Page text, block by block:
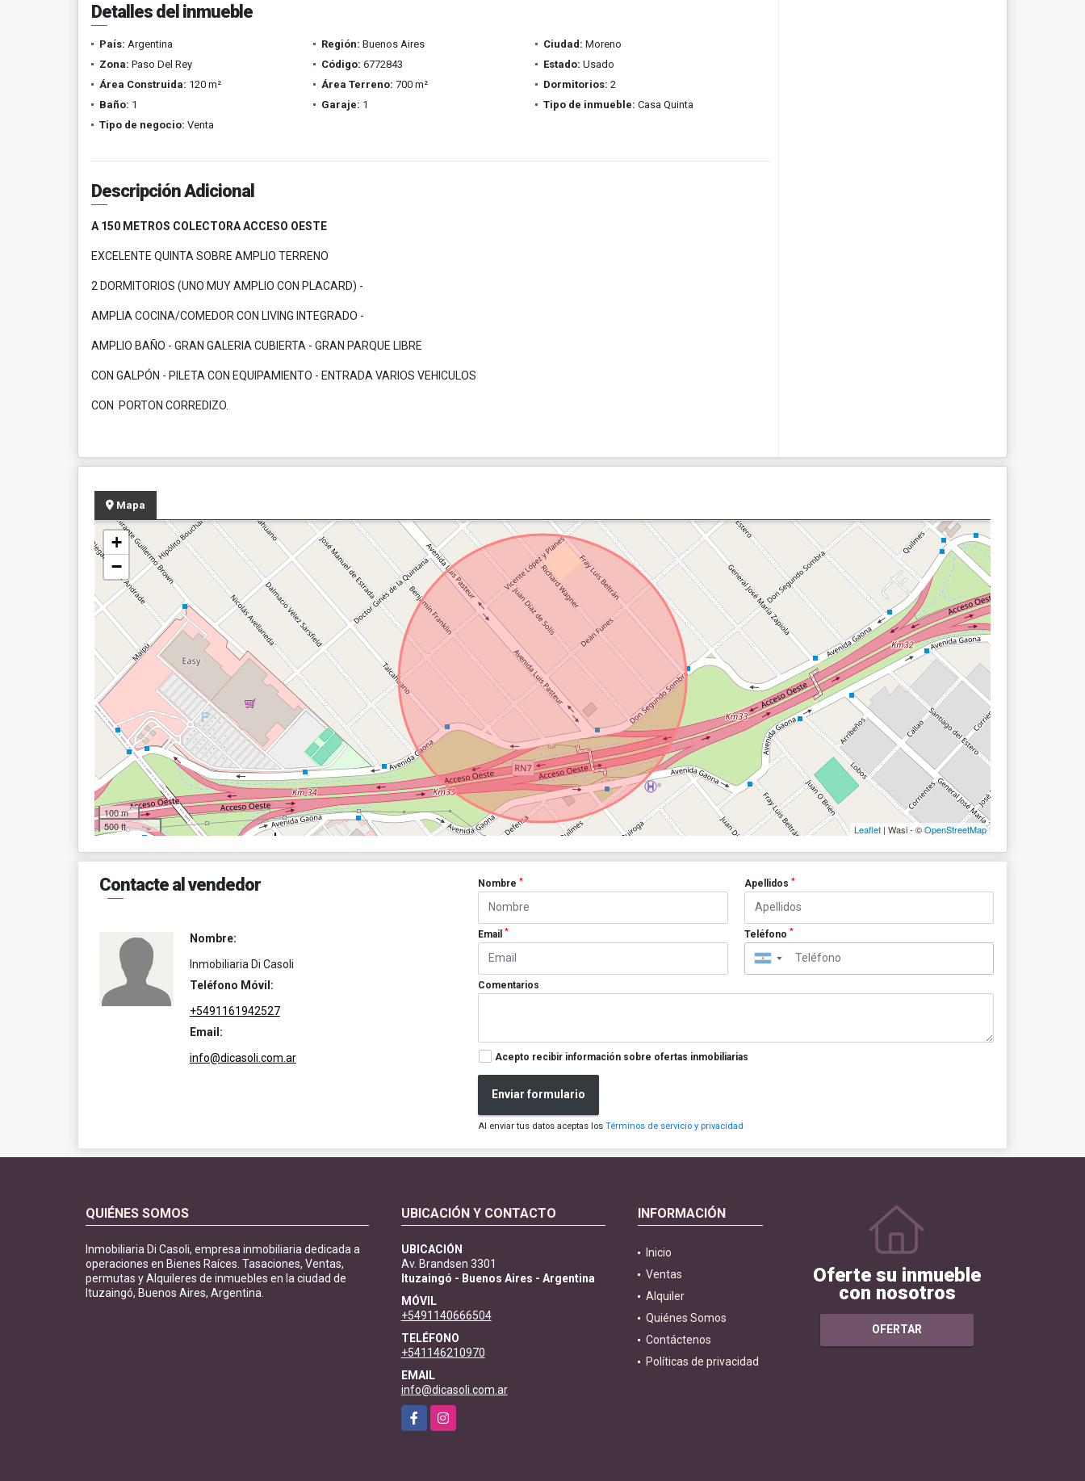
Detalles del inmueble
País: Argentina Región: Buenos Aires Ciudad: Moreno
Zona: Paso Del Rey Código: 6772843 Estado: Usado
Área Construida: 120 m² Área Terreno: 700 m² Dormitorios: 2
Baño: 1 Garaje: 1 Tipo de inmueble: Casa Quinta
Tipo de negocio: Venta
Descripción Adicional
A 150 METROS COLECTORA ACCESO OESTE
EXCELENTE QUINTA SOBRE AMPLIO TERRENO
2 DORMITORIOS (UNO MUY AMPLIO CON PLACARD) -
AMPLIA COCINA/COMEDOR CON LIVING INTEGRADO -
AMPLIO BAÑO - GRAN GALERIA CUBIERTA - GRAN PARQUE LIBRE
CON GALPÓN - PILETA CON EQUIPAMIENTO - ENTRADA VARIOS VEHICULOS
CON PORTON CORREDIZO.
Mapa
+
−
100 m
500 ft
Leaflet | Wasi - ©OpenStreetMap
Contacte al vendedor
Nombre:
Inmobiliaria Di Casoli
Teléfono Móvil:
+5491161942527
Email:
info@dicasoli.com.ar
Nombre* Apellidos *
Email* Teléfono *
▼
Comentarios
Acepto recibir información sobre ofertas inmobiliarias
Enviar formulario
Al enviar tus datos aceptas losTérminos de servicio y privacidad
QUIÉNES SOMOS
Inmobiliaria Di Casoli, empresa inmobiliaria dedicada a
operaciones en Bienes Raíces. Tasaciones, Ventas,
permutas y Alquileres de inmuebles en la ciudad de
Ituzaingó, Buenos Aires, Argentina.
UBICACIÓN Y CONTACTO
UBICACIÓN
Av. Brandsen 3301
Ituzaingó - Buenos Aires - Argentina
MÓVIL
+5491140666504
TELÉFONO
+541146210970
EMAIL
info@dicasoli.com.ar
FacebookInstagram
INFORMACIÓN
Inicio
Ventas
Alquiler
Quiénes Somos
Contáctenos
Políticas de privacidad
Oferte su inmueble
con nosotros
OFERTAR